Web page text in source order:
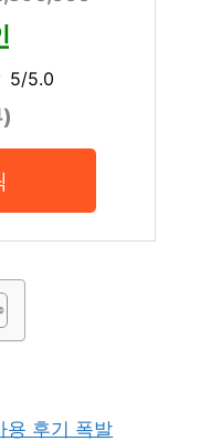
5/5.0
후기 폭발